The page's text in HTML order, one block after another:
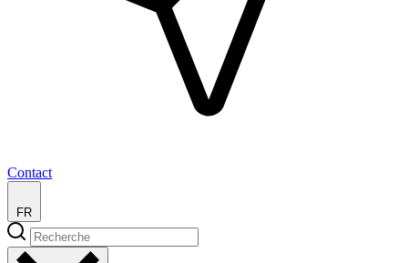
Contact
FR